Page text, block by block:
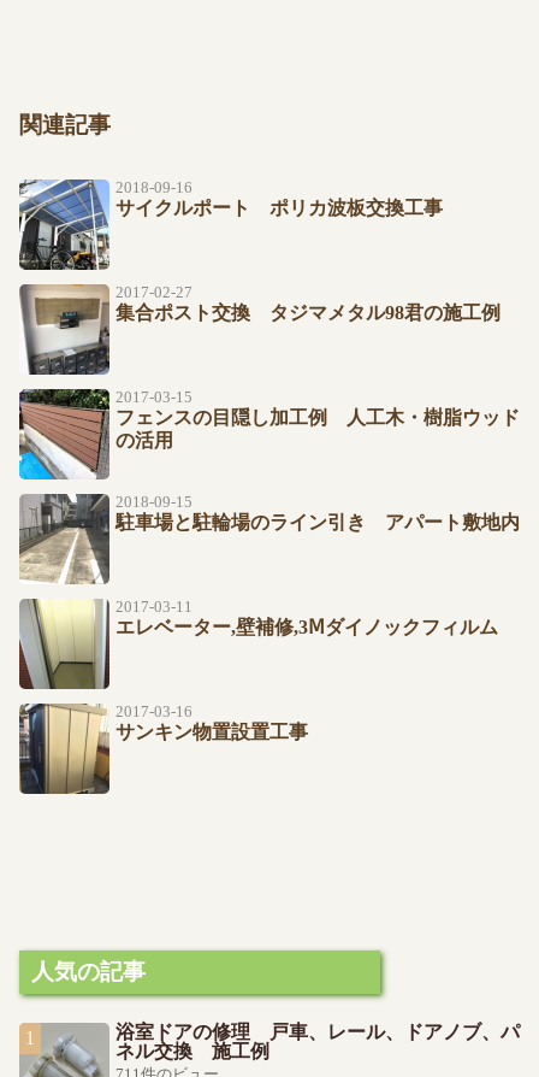
関連記事
2018-09-16
サイクルポート ポリカ波板交換工事
2017-02-27
集合ポスト交換 タジマメタル98君の施工例
2017-03-15
フェンスの目隠し加工例 人工木・樹脂ウッド
の活用
2018-09-15
駐車場と駐輪場のライン引き アパート敷地内
2017-03-11
エレベーター,壁補修,3Ⅿダイノックフィルム
2017-03-16
サンキン物置設置工事
人気の記事
浴室ドアの修理 戸車、レール、ドアノブ、パ
ネル交換 施工例